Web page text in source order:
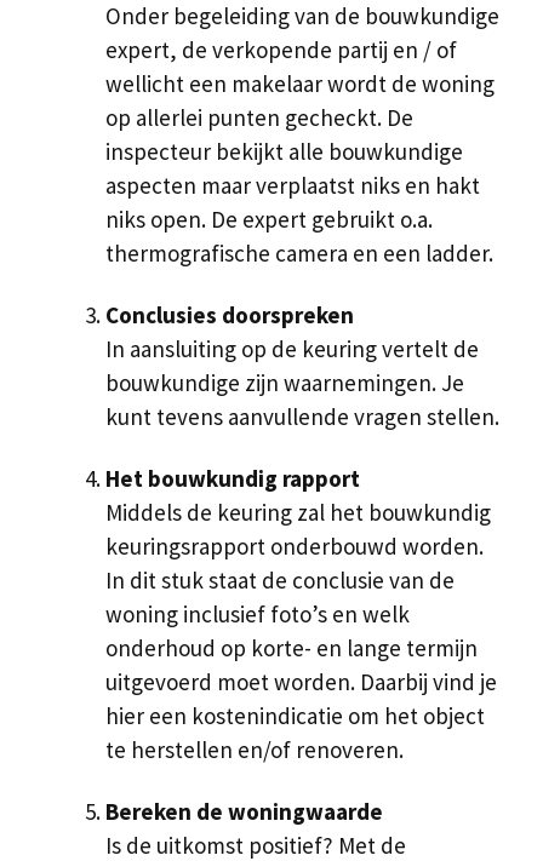
Onder begeleiding van de bouwkundige
expert, de verkopende partij en / of
wellicht een makelaar wordt de woning
op allerlei punten gecheckt. De
inspecteur bekijkt alle bouwkundige
aspecten maar verplaatst niks en hakt
niks open. De expert gebruikt o.a.
thermografische camera en een ladder.
Conclusies doorspreken
In aansluiting op de keuring vertelt de
bouwkundige zijn waarnemingen. Je
kunt tevens aanvullende vragen stellen.
Het bouwkundig rapport
Middels de keuring zal het bouwkundig
keuringsrapport onderbouwd worden.
In dit stuk staat de conclusie van de
woning inclusief foto’s en welk
onderhoud op korte- en lange termijn
uitgevoerd moet worden. Daarbij vind je
hier een kostenindicatie om het object
te herstellen en/of renoveren.
Bereken de woningwaarde
Is de uitkomst positief? Met de